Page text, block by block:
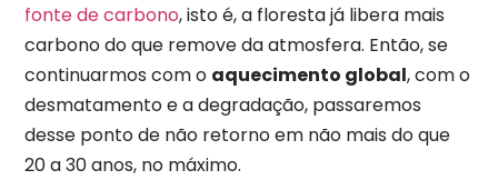
fonte de carbono, isto é, a floresta já libera mais
carbono do que remove da atmosfera. Então, se
continuarmos com o aquecimento global, com o
desmatamento e a degradação, passaremos
desse ponto de não retorno em não mais do que
20 a 30 anos, no máximo.